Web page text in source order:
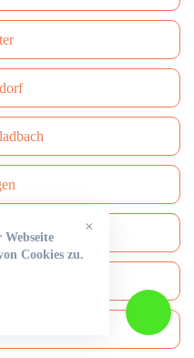
×
Cookies zu.